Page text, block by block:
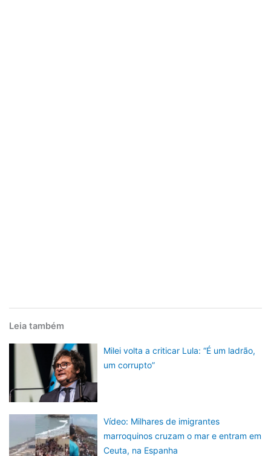
Leia também
Milei volta a criticar Lula: “É um ladrão,
um corrupto”
Vídeo: Milhares de imigrantes
marroquinos cruzam o mar e entram em
Ceuta, na Espanha